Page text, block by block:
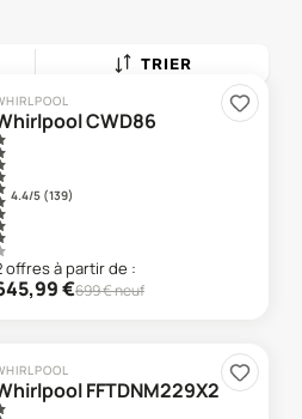
TRIER
CWD86
4.4/5 (139)
offresà partir de :
€699€ neuf
FFTDNM229X2